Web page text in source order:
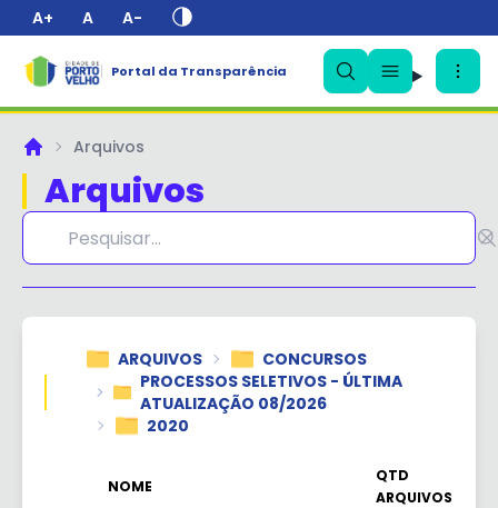
A+ A A-
Portal da Transparência
PrincipalArquivos
Arquivos
ARQUIVOS
CONCURSOS
PROCESSOS SELETIVOS - ÚLTIMA
ATUALIZAÇÃO 08/2026
2020
NOME
QTD
ARQUIVOS
✕